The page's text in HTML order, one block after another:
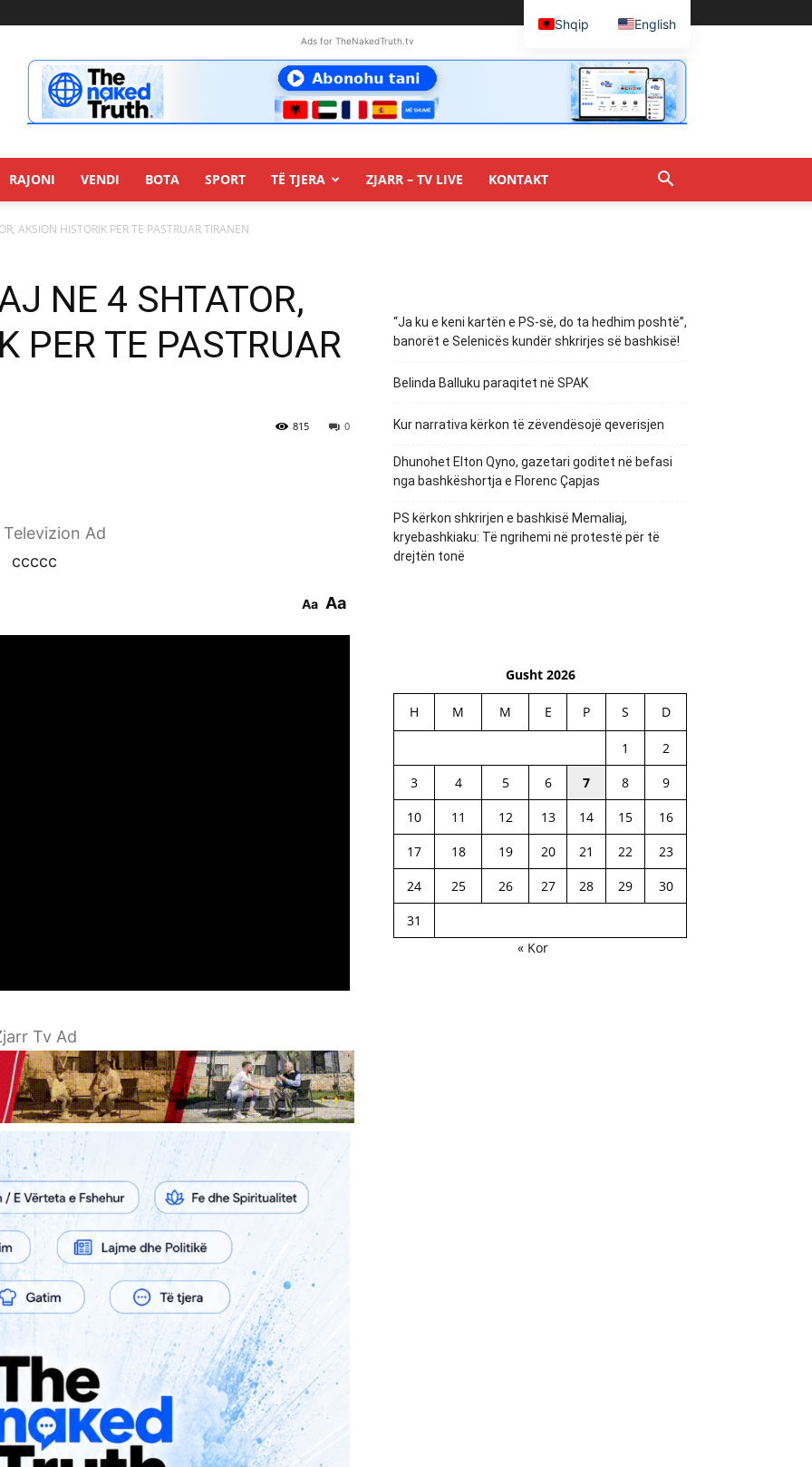
Ads for TheNakedTruth.tv
RAJONI VENDI BOTA SPORT TË TJERA ZJARR – TV LIVE KONTAKT
AKSION HISTORIK PER TE PASTRUAR TIRANEN
NE 4 SHTATOR,
PER TE PASTRUAR
0
816
Ad
ccccc
Aa Aa
Tv Ad
“Ja ku e keni kartën e PS-së, do ta hedhim poshtë”,
banorët e Selenicës kundër shkrirjes së bashkisë!
Belinda Balluku paraqitet në SPAK
Kur narrativa kërkon të zëvendësojë qeverisjen
Dhunohet Elton Qyno, gazetari goditet në befasi
nga bashkëshortja e Florenc Çapjas
PS kërkon shkrirjen e bashkisë Memaliaj,
kryebashkiaku: Të ngrihemi në protestë për të
drejtën tonë
Gusht 2026
H M M E P S D
1
2
3
4 5 6 7 8
9
10
11 12 13 14 15
16
17
18 19 20 21 22
23
24
25 26 27 28 29
30
31
« Kor
Shqip English